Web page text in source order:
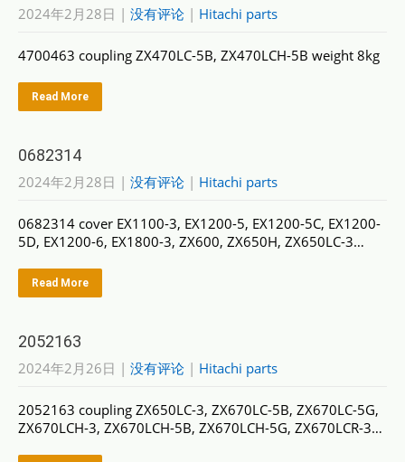
2024年2月28日 | 没有评论 | Hitachi parts
4700463 coupling ZX470LC-5B, ZX470LCH-5B weight 8kg
Read More
0682314
2024年2月28日 | 没有评论 | Hitachi parts
0682314 cover EX1100-3, EX1200-5, EX1200-5C, EX1200-
5D, EX1200-6, EX1800-3, ZX600, ZX650H, ZX650LC-3…
Read More
2052163
2024年2月26日 | 没有评论 | Hitachi parts
2052163 coupling ZX650LC-3, ZX670LC-5B, ZX670LC-5G,
ZX670LCH-3, ZX670LCH-5B, ZX670LCH-5G, ZX670LCR-3…